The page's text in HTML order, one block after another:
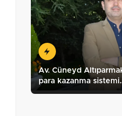
Av. Cüneyd
para kazanma